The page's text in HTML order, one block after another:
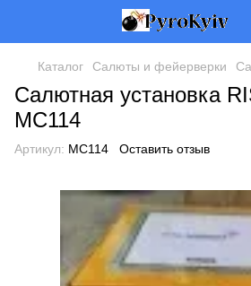
Каталог Салюты и фейерверки
Салютная установка
MC114
Артикул: MC114 Оставить отзыв